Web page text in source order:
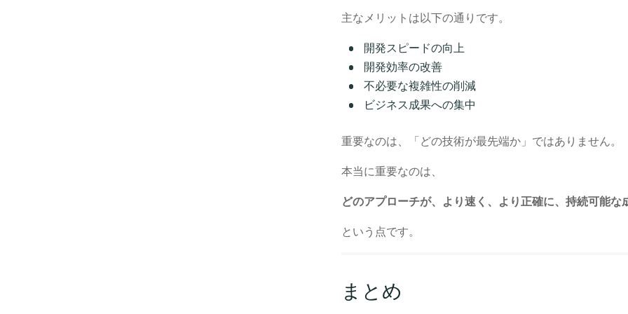
主なメリットは以下の通りです。
開発スピードの向上
開発効率の改善
不必要な複雑性の削減
ビジネス成果への集中
重要なのは、「どの技術が最先端か」ではありません。
本当に重要なのは、
どのアプローチが、より速く、より正確に、持続可能な
という点です。
まとめ